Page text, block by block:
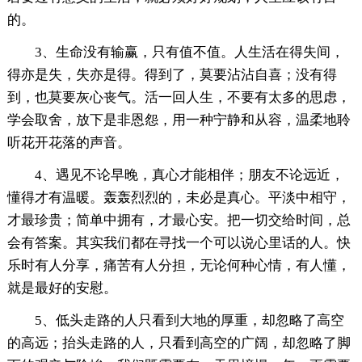
的。
3、生命没有输赢，只有值不值。人生活在得失间，
得亦是失，失亦是得。得到了，莫要沾沾自喜；没有得
到，也莫要灰心丧气。活一回人生，不要有太多的思虑，
学会取舍，放下是非恩怨，用一种宁静和从容，温柔地聆
听花开花落的声音。
4、遇见不论早晚，真心才能相伴；朋友不论远近，
懂得才有温暖。轰轰烈烈的，未必是真心。平淡中相守，
才最珍贵；简单中拥有，才最心安。把一切交给时间，总
会有答案。其实我们都在寻找一个可以说心里话的人。快
乐时有人分享，痛苦有人分担，无论何种心情，有人懂，
就是最好的安慰。
5、低头走路的人只看到大地的厚重，却忽略了高空
的高远；抬头走路的人，只看到高空的广阔，却忽略了脚